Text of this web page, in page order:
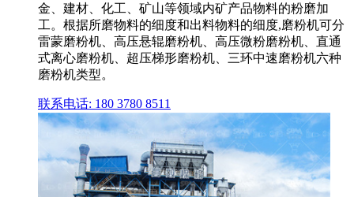
金、建材、化工、矿山等领域内矿产品物料的粉磨加
工。根据所磨物料的细度和出料物料的细度,磨粉机可分
雷蒙磨粉机、高压悬辊磨粉机、高压微粉磨粉机、直通
式离心磨粉机、超压梯形磨粉机、三环中速磨粉机六种
磨粉机类型。
联系电话: 180 3780 8511